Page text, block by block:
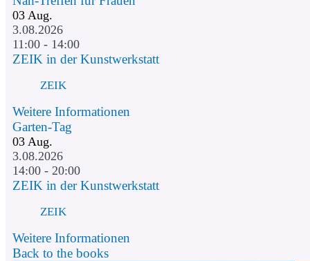
03 Aug.
3.08.2026
11:00 - 14:00
ZEIK in der Kunstwerkstatt
ZEIK
Weitere Informationen
Garten-Tag
03 Aug.
3.08.2026
14:00 - 20:00
ZEIK in der Kunstwerkstatt
ZEIK
Weitere Informationen
Back to the books